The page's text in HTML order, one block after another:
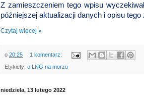
Z zamieszczeniem tego wpisu
późniejszej aktualizacji danych i opisu tego
Czytaj więcej »
o 20:25 1 komentarz:
Etykiety: o LNG na morzu
niedziela, 13 lutego 2022